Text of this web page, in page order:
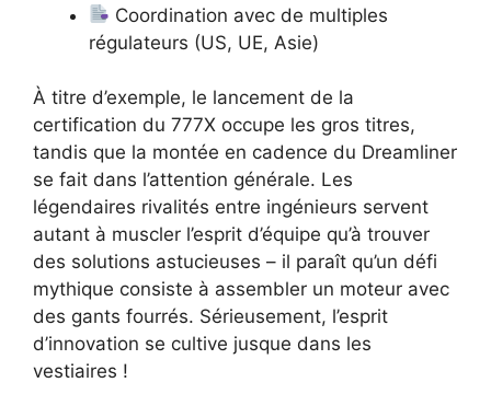
Coordination avec de multiples
régulateurs (US, UE, Asie)
À titre d’exemple, le lancement de la
certification du 777X occupe les gros titres,
tandis que la montée en cadence du Dreamliner
se fait dans l’attention générale. Les
légendaires rivalités entre ingénieurs servent
autant à muscler l’esprit d’équipe qu’à trouver
des solutions astucieuses – il paraît qu’un défi
mythique consiste à assembler un moteur avec
des gants fourrés. Sérieusement, l’esprit
d’innovation se cultive jusque dans les
vestiaires !